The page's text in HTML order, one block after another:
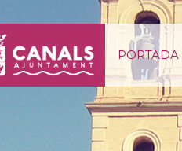
PORTADA